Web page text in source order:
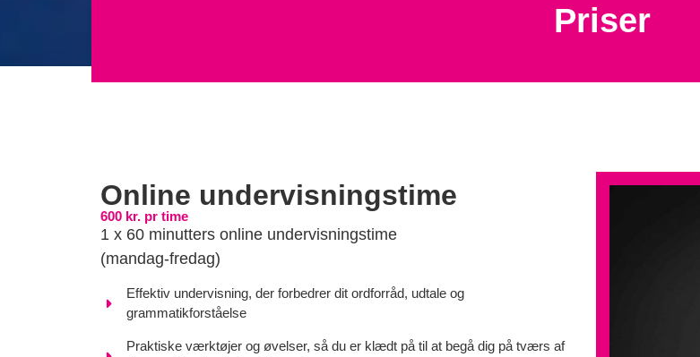
Priser
Online undervisningstime
600 kr. pr time
1 x 60 minutters online undervisningstime
(mandag-fredag)
Effektiv undervisning, der forbedrer dit ordforråd, udtale og
grammatikforståelse
Praktiske værktøjer og øvelser, så du er klædt på til at begå dig på tværs af